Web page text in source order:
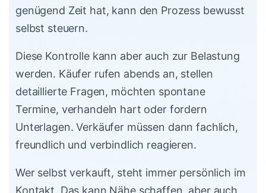
genügend Zeit hat, kann den Prozess bewusst
selbst steuern.
Diese Kontrolle kann aber auch zur Belastung
werden. Käufer rufen abends an, stellen
detaillierte Fragen, möchten spontane
Termine, verhandeln hart oder fordern
Unterlagen. Verkäufer müssen dann fachlich,
freundlich und verbindlich reagieren.
Wer selbst verkauft, steht immer persönlich im